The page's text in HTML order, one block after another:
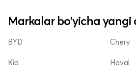
Markalar bo'yicha
BYD
Kia
Chery
Haval